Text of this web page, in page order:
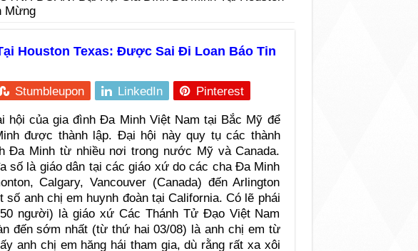
Mừng
Houston Texas: Được Sai Đi Loan Báo Tin
Stumbleupon LinkedIn Pinterest
hội của gia đình Đa Minh Việt Nam tại Bắc Mỹ để
được thành lập. Đại hội này quy tụ các thành
Đa Minh từ nhiều nơi trong nước Mỹ và Canada.
số là giáo dân tại các giáo xứ do các cha Đa Minh
Calgary, Vancouver (Canada) đến Arlington
số anh chị em huynh đoàn tại California. Có lẽ phái
người) là giáo xứ Các Thánh Tử Đạo Việt Nam
đến sớm nhất (từ thứ hai 03/08) là anh chị em từ
anh chị em hăng hái tham gia, dù rằng rất xa xôi